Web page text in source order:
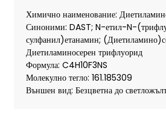
Химично наименование:
Синоними: DAST; N-етил-N-
сулфанил)етанамин;
Диетиламиносерен трифлуорид
Формула: C4H10F3NS
Молекулно тегло: 161.185309
Външен вид: Безцветна до